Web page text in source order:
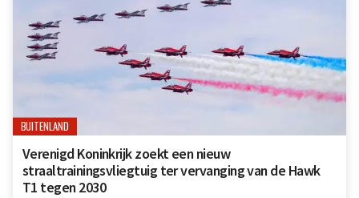
BUITENLAND
Verenigd Koninkrijk zoekt een nieuw
straaltrainingsvliegtuig ter vervanging van de Hawk
T1 tegen 2030